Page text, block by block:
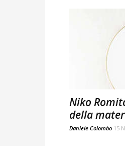
Niko
della
Daniele Colombo 15